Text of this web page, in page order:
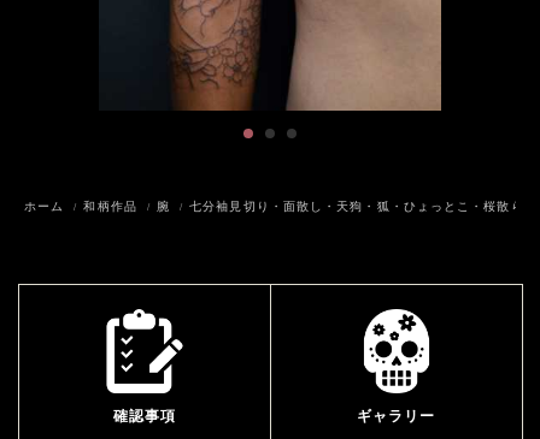
ホーム 和柄作品 腕 七分袖見切り・面散し・天狗・狐・ひょっとこ・桜散らし
確認事項 ギャラリー